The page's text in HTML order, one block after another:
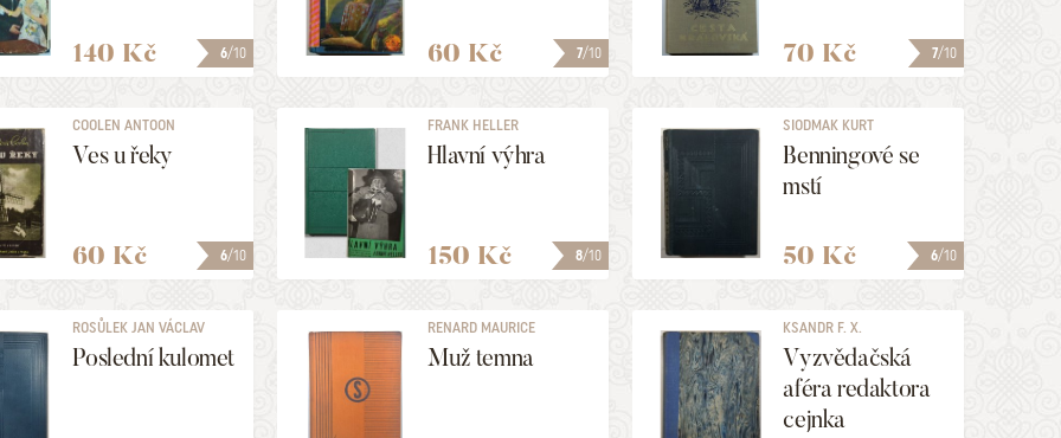
6/10
140 Kč 7/10
60 Kč 7/10
70 Kč
6/10
COOLEN ANTOON
Ves u řeky
60 Kč 8/10
FRANK HELLER
Hlavní výhra
150 Kč 6/10
SIODMAK KURT
Benningové se
mstí
50 Kč
ROSŮLEK JAN VÁCLAV
Poslední kulomet
RENARD MAURICE
Muž temna
KSANDR F. X.
Vyzvědačská
aféra redaktora
cejnka